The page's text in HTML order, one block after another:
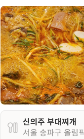
신의주 부대찌개
서울 송파구 올